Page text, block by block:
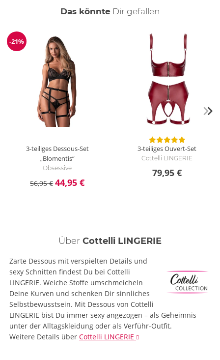
Das könnte Dir auch
gefallen
Reduzierung
-21%
3-teiliges Dessous-Set
„Blomentis“
Obsessive
56,95 € 44,95 €
3-teiliges Ouvert-Set
Cottelli LINGERIE
79,95 €
Über Cottelli LINGERIE
Zarte Dessous mit verspielten Details und
sexy Schnitten findest Du bei Cottelli
LINGERIE. Weiche Stoffe umschmeicheln
Deine Kurven und schenken Dir sinnliches
Selbstbewusstsein. Mit Dessous von Cottelli
LINGERIE bist Du immer sexy angezogen – als Geheimnis
unter der Alltagskleidung oder als Verführ-Outfit.
Weitere Details über Cottelli LINGERIE